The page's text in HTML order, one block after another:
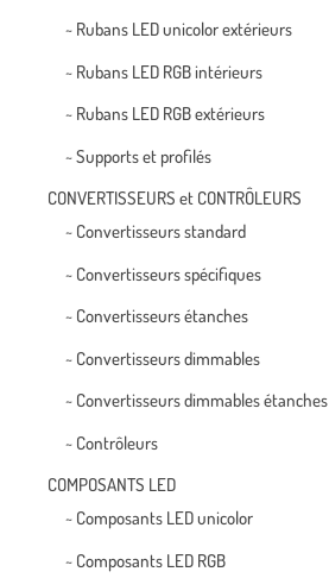
~ Rubans LED unicolor extérieurs
~ Rubans LED RGB intérieurs
~ Rubans LED RGB extérieurs
~ Supports et profilés
CONVERTISSEURS et CONTRÔLEURS
~ Convertisseurs standard
~ Convertisseurs spécifiques
~ Convertisseurs étanches
~ Convertisseurs dimmables
~ Convertisseurs dimmables étanches
~ Contrôleurs
COMPOSANTS LED
~ Composants LED unicolor
~ Composants LED RGB